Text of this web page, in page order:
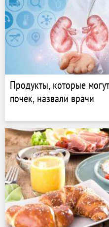
Продукты, которые
почек, назвали врачи